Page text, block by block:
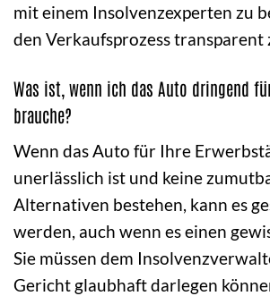
mit einem Insolvenzexperten zu
den Verkaufsprozess transparent
Was ist, wenn ich das Auto dringend
brauche?
Wenn das Auto für Ihre
unerlässlich ist und keine
Alternativen bestehen, kann es
werden, auch wenn es einen
Sie müssen dem
Gericht glaubhaft darlegen